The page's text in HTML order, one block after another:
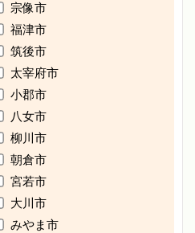
宗像市
福津市
筑後市
太宰府市
小郡市
八女市
柳川市
朝倉市
宮若市
大川市
みやま市